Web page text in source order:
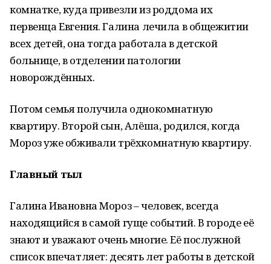
комнатке, куда привезли из роддома их
первенца Евгения. Галина лечила в общежитии
всех детей, она тогда работала в детской
больнице, в отделении патологии
новорождённых.
Потом семья получила однокомнатную
квартиру. Второй сын, Алёша, родился, когда
Мороз уже обживали трёхкомнатную квартиру.
Главный тыл
Галина Ивановна Мороз – человек, всегда
находящийся в самой гуще событий. В городе её
знают и уважают очень многие. Её послужной
список впечатляет: десять лет работы в детской